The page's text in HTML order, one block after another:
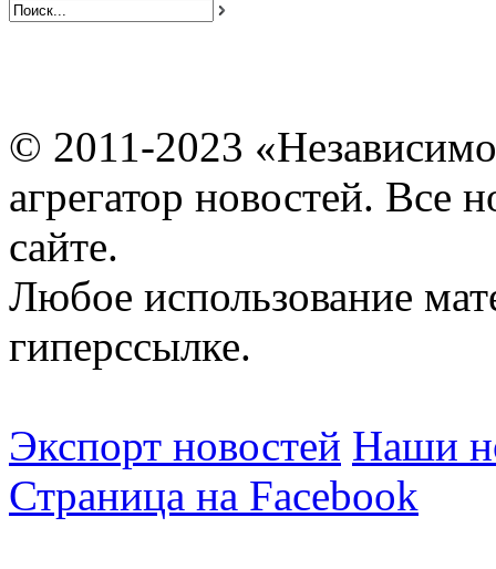
© 2011-2023
агрегатор новостей. Все
сайте.
Любое использование
гиперссылке.
Экспорт новостей Наши
Страница на Facebook